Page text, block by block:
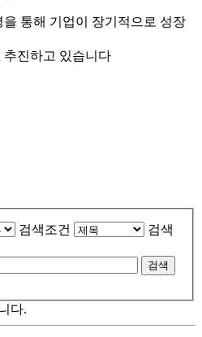
통해 기업이 장기적으로 성장
추진하고 있습니다
검색조건
검색
검색
다.